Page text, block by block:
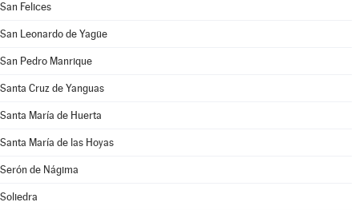
San Felices
San Leonardo de Yagüe
San Pedro Manrique
Santa Cruz de Yanguas
Santa María de Huerta
Santa María de las Hoyas
Serón de Nágima
Soliedra